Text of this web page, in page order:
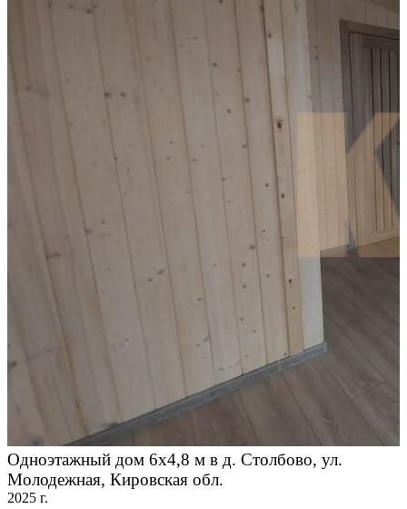
Одноэтажный дом 6х4,8 м в д. Столбово, ул.
Молодежная, Кировская обл.
2025 г.